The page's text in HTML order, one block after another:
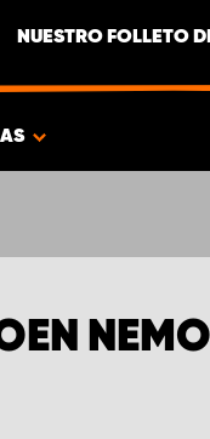
NUESTRO FOLLETO
NEMO